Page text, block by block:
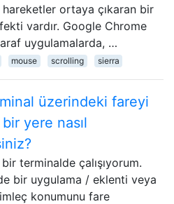
ortaya çıkaran bir
vardır. Google Chrome
uygulamalarda, …
mouse scrolling sierra
üzerindeki fareyi
yere nasıl
terminalde çalışıyorum.
bir uygulama / eklenti veya
konumunu fare